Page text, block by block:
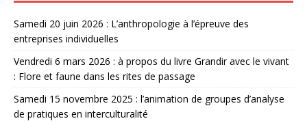
Samedi 20 juin 2026 : L’anthropologie à l’épreuve des
entreprises individuelles
Vendredi 6 mars 2026 : à propos du livre Grandir avec le vivant
: Flore et faune dans les rites de passage
Samedi 15 novembre 2025 : l’animation de groupes d’analyse
de pratiques en interculturalité